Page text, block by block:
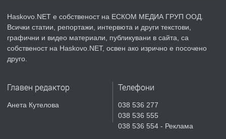
преди 2 дни
ПРЕДЛАГА
№4119 Едностаен обзаведен
Къртене на бетон! Събаряне на
Haskovo.NET е собственост на ЕСКОМ МЕДИА ГРУП ООД.
Всички статии, репортажи, интервюта и други текстови,
графични и видео материали, публикувани в сайта, са
собственост на Haskovo.NET, освен ако изрично е посочено
друго.
Главен редактор
Анета Кутелова
Телефони
038 536 277
038 536 555
038 536 554 - Реклама